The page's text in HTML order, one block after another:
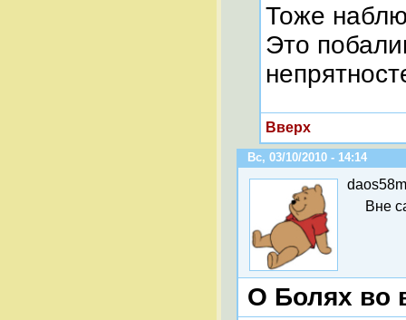
Тоже
Это
Вверх
Вс, 03/10/2010 - 14:14
Вне
О Болях во